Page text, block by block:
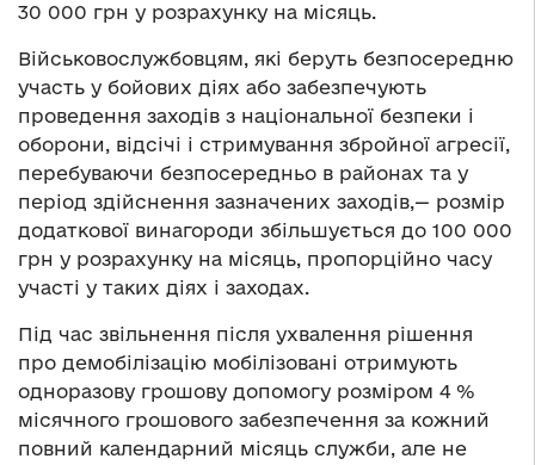
30 000 грн у розрахунку на місяць.
Військовослужбовцям, які беруть безпосередню
участь у бойових діях або забезпечують
проведення заходів з національної безпеки і
оборони, відсічі і стримування збройної агресії,
перебуваючи безпосередньо в районах та у
період здійснення зазначених заходів,— розмір
додаткової винагороди збільшується до 100 000
грн у розрахунку на місяць, пропорційно часу
участі у таких діях і заходах.
Під час звільнення після ухвалення рішення
про демобілізацію мобілізовані отримують
одноразову грошову допомогу розміром 4 %
місячного грошового забезпечення за кожний
повний календарний місяць служби, але не